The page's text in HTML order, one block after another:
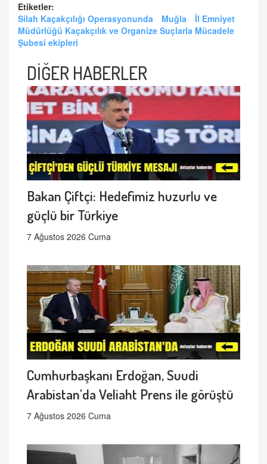
Etiketler:
Silah Kaçakçılığı Operasyonunda
Muğla
İl Emniyet
Müdürlüğü Kaçakçılık ve Organize Suçlarla Mücadele
Şubesi ekipleri
DİĞER HABERLER
Bakan Çiftçi: Hedefimiz huzurlu ve
güçlü bir Türkiye
7 Ağustos 2026 Cuma
Cumhurbaşkanı Erdoğan, Suudi
Arabistan'da Veliaht Prens ile görüştü
7 Ağustos 2026 Cuma